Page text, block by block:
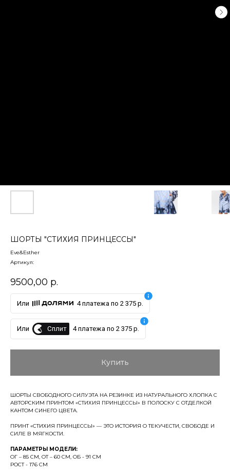
ШОРТЫ "СТИХИЯ ПРИНЦЕССЫ"
Eve&Esther
Артикул:
9500,00 р.
Или 4 платежа по 2 375 р.
Или Сплит 4 платежа по 2 375 р.
Купить
ШОРТЫ СВОБОДНОГО СИЛУЭТА НА РЕЗИНКЕ ИЗ НАТУРАЛЬНОГО ХЛОПКА С
АВТОРСКИМ ПРИНТОМ «СТИХИЯ ПРИНЦЕССЫ» В ПОЛОСКУ С ОТДЕЛКОЙ
КАНТОМ СИНЕГО ЦВЕТА.
ПРИНТ «СТИХИЯ ПРИНЦЕССЫ» — ЭТО ИСТОРИЯ О ТЕКУЧЕСТИ, СВОБОДЕ И
СИЛЕ В МЯГКОСТИ.
ПАРАМЕТРЫ МОДЕЛИ:
ОГ – 85 СМ, ОТ – 60 СМ, ОБ - 91 СМ
РОСТ - 176 СМ